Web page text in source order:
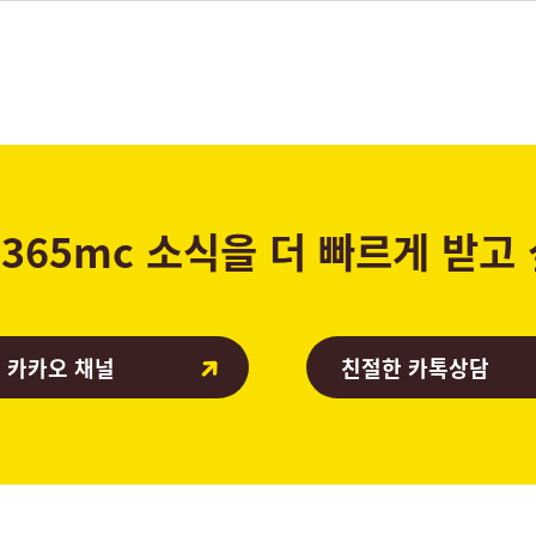
365mc 소식을 더 빠르게 받고
카오 채널 친절한 카톡상담